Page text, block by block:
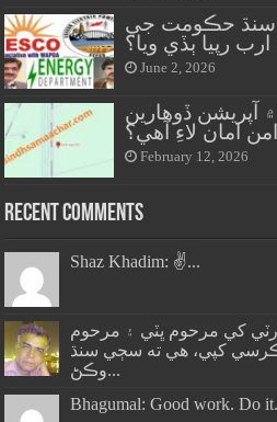
سنڌ حڪومت جي
June 2, 2026
ڏوهارين
امان لاءِ آهي؟
February 12, 2026
Recent Comments
Shaz Khadim: ✌️...
کي مرحوم ڀٽي ۽ مرحوم
ڪرسي کپي، هي ته سڄي سنڌ
وڪڻ...
Bhagumal: Good work. Do